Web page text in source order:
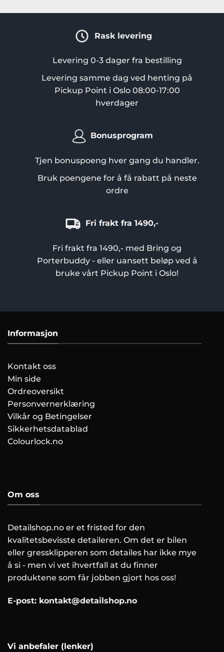
Rask levering
Levering 0-3 dager fra bestilling
Levering samme dag ved henting på
Pickup Point i Oslo 08:00-17:00
hverdager
Bonusprogram
Tjen bonuspoeng hver gang du handler.
Bruk poengene for å få rabatt på neste
ordre
Fri frakt fra 1490,-
Fri frakt fra 1490,- med Bring og
Porterbuddy - eller uansett beløp ved å
bruke vårt Pickup Point i Oslo!
Informasjon
Kontakt oss
Min side
Ordreoversikt
Personvernerklæring
Vilkår og Betingelser
Sikkerhetsdatablad
Colourlock.no
Om oss
Detailshop.no er et fristed for den
kvalitetsbevisste detaileren. Om det er bilen
eller gressklipperen som detailes har ikke mye
å si - men vi vet ihvertfall at du finner
produktene som får jobben gjort hos oss!
E-post: kontakt@detailshop.no
Vi anbefaler (lenker)